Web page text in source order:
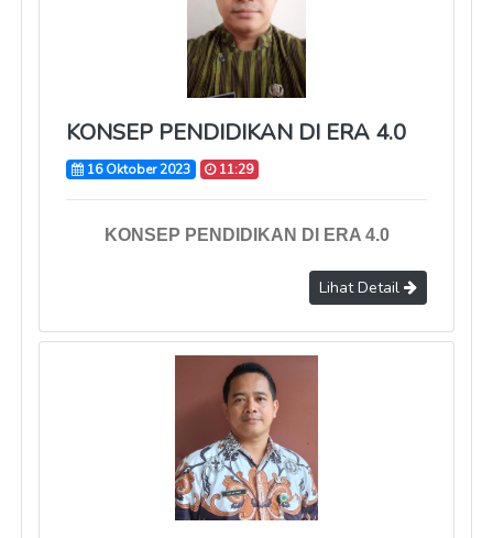
KONSEP PENDIDIKAN DI ERA 4.0
16 Oktober 2023 11:29
KONSEP PENDIDIKAN DI ERA 4.0
Lihat Detail